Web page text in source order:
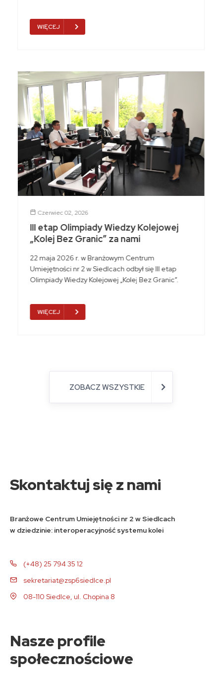
WIĘCEJ
Czerwiec 02, 2026
III etap Olimpiady Wiedzy Kolejowej
„Kolej Bez Granic” za nami
22 maja 2026 r. w Branżowym Centrum
Umiejętności nr 2 w Siedlcach odbył się III etap
Olimpiady Wiedzy Kolejowej „Kolej Bez Granic”.
WIĘCEJ
ZOBACZ WSZYSTKIE
Skontaktuj się z nami
Branżowe Centrum Umiejętności nr 2 w Siedlcach
w dziedzinie: interoperacyjność systemu kolei
(+48) 25 794 35 12
sekretariat@zsp6siedlce.pl
08-110 Siedlce, ul. Chopina 8
Nasze profile
społecznościowe